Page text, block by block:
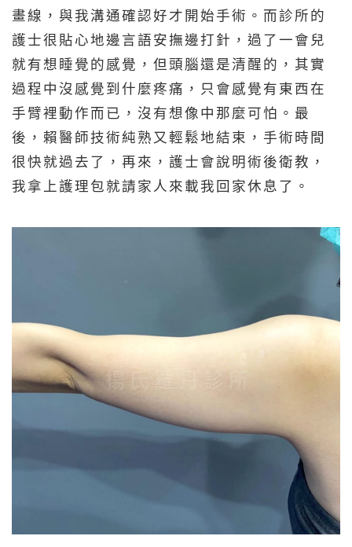
畫線，與我溝通確認好才開始手術。而診所的
護士很貼心地邊言語安撫邊打針，過了一會兒
就有想睡覺的感覺，但頭腦還是清醒的，其實
過程中沒感覺到什麼疼痛，只會感覺有東西在
手臂裡動作而已，沒有想像中那麼可怕。最
後，賴醫師技術純熟又輕鬆地結束，手術時間
很快就過去了，再來，護士會說明術後衛教，
我拿上護理包就請家人來載我回家休息了。